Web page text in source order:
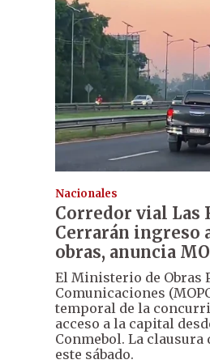
Nacionales
Corredor vial Las
Cerrarán ingreso
obras, anuncia
El Ministerio de Obras
Comunicaciones
temporal de la
acceso a la capital
Conmebol. La clausura
este sábado.